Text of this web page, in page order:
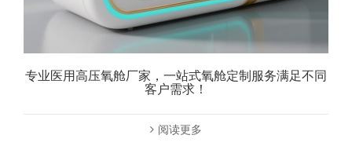
专业医用高压氧舱厂家，一站式氧舱定制服务满足不同
客户需求！
阅读更多